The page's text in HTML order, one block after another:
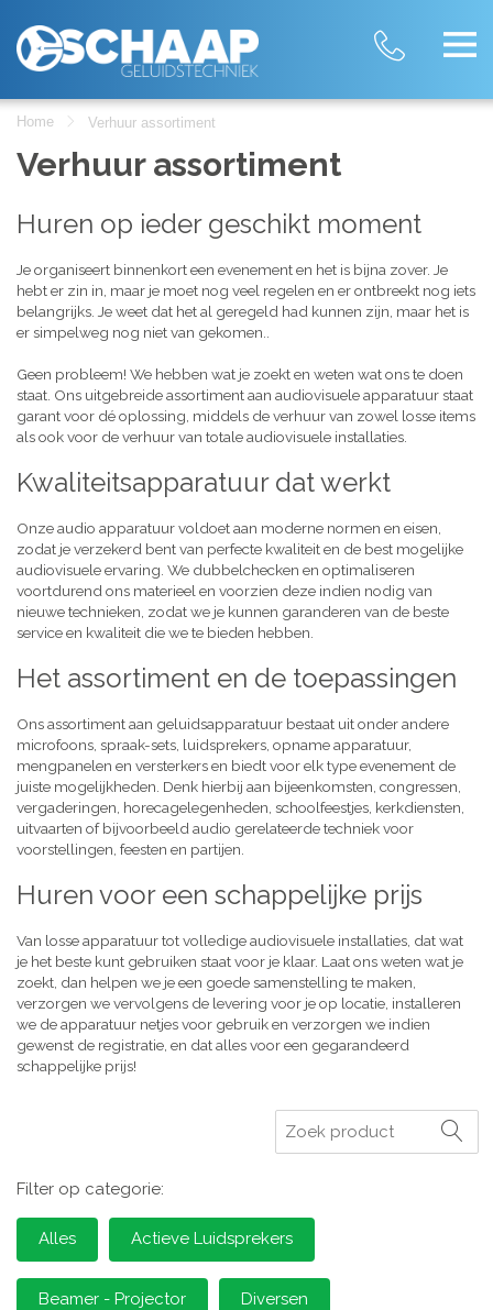
Home Verhuur assortiment
Verhuur assortiment
Huren op ieder geschikt moment
Je organiseert binnenkort een evenement en het is bijna zover. Je
hebt er zin in, maar je moet nog veel regelen en er ontbreekt nog iets
belangrijks. Je weet dat het al geregeld had kunnen zijn, maar het is
er simpelweg nog niet van gekomen..
Geen probleem! We hebben wat je zoekt en weten wat ons te doen
staat. Ons uitgebreide assortiment aan audiovisuele apparatuur staat
garant voor dé oplossing, middels de verhuur van zowel losse items
als ook voor de verhuur van totale audiovisuele installaties.
Kwaliteitsapparatuur dat werkt
Onze audio apparatuur voldoet aan moderne normen en eisen,
zodat je verzekerd bent van perfecte kwaliteit en de best mogelijke
audiovisuele ervaring. We dubbelchecken en optimaliseren
voortdurend ons materieel en voorzien deze indien nodig van
nieuwe technieken, zodat we je kunnen garanderen van de beste
service en kwaliteit die we te bieden hebben.
Het assortiment en de toepassingen
Ons assortiment aan geluidsapparatuur bestaat uit onder andere
microfoons, spraak-sets, luidsprekers, opname apparatuur,
mengpanelen en versterkers en biedt voor elk type evenement de
juiste mogelijkheden. Denk hierbij aan bijeenkomsten, congressen,
vergaderingen, horecagelegenheden, schoolfeestjes, kerkdiensten,
uitvaarten of bijvoorbeeld audio gerelateerde techniek voor
voorstellingen, feesten en partijen.
Huren voor een schappelijke prijs
Van losse apparatuur tot volledige audiovisuele installaties, dat wat
je het beste kunt gebruiken staat voor je klaar. Laat ons weten wat je
zoekt, dan helpen we je een goede samenstelling te maken,
verzorgen we vervolgens de levering voor je op locatie, installeren
we de apparatuur netjes voor gebruik en verzorgen we indien
gewenst de registratie, en dat alles voor een gegarandeerd
schappelijke prijs!
Zoeken
Filter op categorie:
Alles Actieve Luidsprekers
Beamer - Projector Diversen